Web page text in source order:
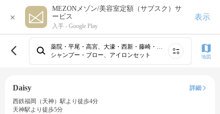
×
MEZONメゾン/美容室定額（サブスク）サ
ービス
入手 - Google Play
表示
シャンプー・ブロー、アイロンセット
地図
Daisy
詳細
西鉄福岡（天神）駅より徒歩4分
天神駅より徒歩5分